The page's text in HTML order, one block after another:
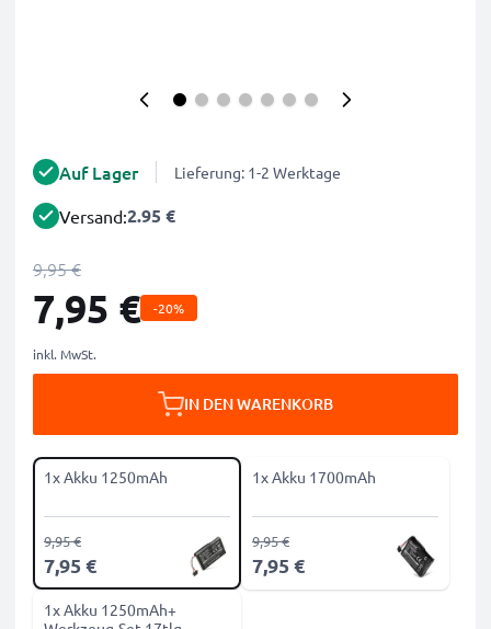
Auf Lager Lieferung: 1-2 Werktage
Versand:2.95 €
9,95 €
7,95 € -20%
inkl. MwSt.
IN DEN WARENKORB
1x Akku 1250mAh
7,95 €
9,95 €
1x Akku 1700mAh
7,95 €
9,95 €
1x Akku 1250mAh+